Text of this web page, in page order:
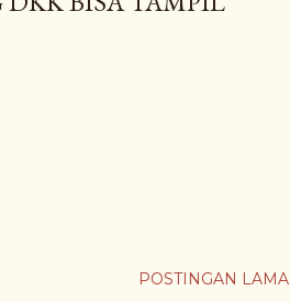
POSTINGAN LAMA